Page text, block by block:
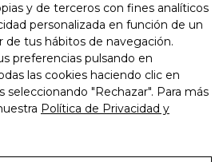
y de terceros con fines analíticos
personalizada en función de un
de tus hábitos de navegación.
preferencias pulsando en
las cookies haciendo clic en
seleccionando "Rechazar". Para más
Política de Privacidad y